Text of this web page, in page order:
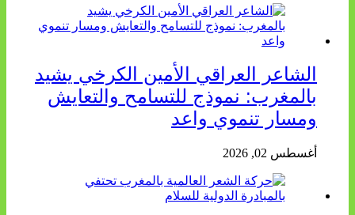
الشاعر العراقي الأمين الكرخي يشيد
بالمغرب: نموذج للتسامح والتعايش
ومسار تنموي واعد
أغسطس 02, 2026